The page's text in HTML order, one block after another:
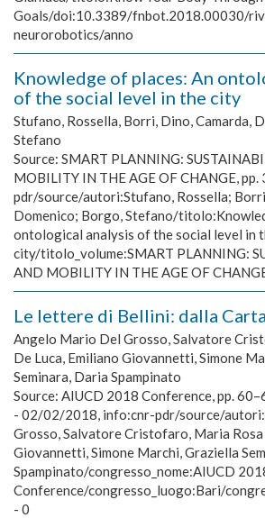
Goals/doi:10.3389/fnbot.2018.00030/
neurorobotics/anno
Knowledge of places: An
of the social level in the city
Stufano, Rossella, Borri, Dino, Camarda,
Stefano
Source: SMART PLANNING:
MOBILITY IN THE AGE OF CHANGE,
pdr/source/autori:Stufano, Rossella;
Domenico; Borgo, Stefano/
ontological analysis of the social level in
city/titolo_volume:SMART PLANNING:
AND MOBILITY IN THE AGE OF
Le lettere di Bellini: dalla
Angelo Mario Del Grosso, Salvatore
De Luca, Emiliano Giovannetti, Simone
Seminara, Daria Spampinato
Source: AIUCD 2018 Conference, pp.
- 02/02/2018, info:cnr-pdr/source/
Grosso, Salvatore Cristofaro, Maria Rosa
Giovannetti, Simone Marchi, Graziella
Spampinato/congresso_nome:AIUCD
Conference/congresso_luogo:Bari/
- 0